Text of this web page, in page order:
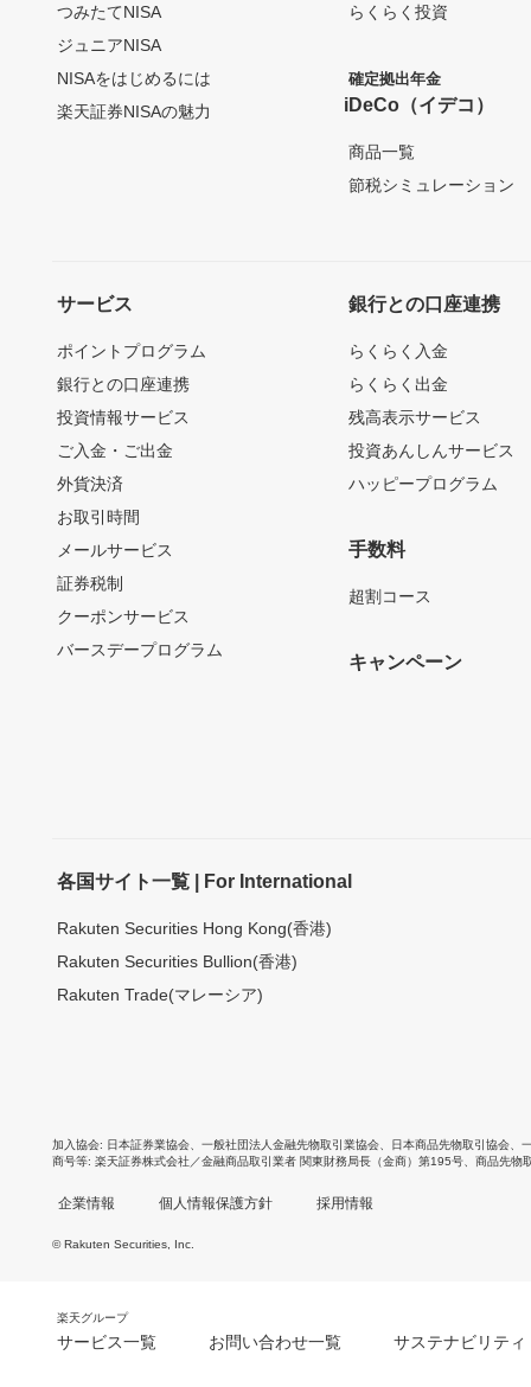
つみたてNISA
ジュニアNISA
NISAをはじめるには
楽天証券NISAの魅力
らくらく投資
確定拠出年金
iDeCo（イデコ）
商品一覧
節税シミュレーション
サービス
ポイントプログラム
銀行との口座連携
投資情報サービス
ご入金・ご出金
外貨決済
お取引時間
メールサービス
証券税制
クーポンサービス
バースデープログラム
銀行との口座連携
らくらく入金
らくらく出金
残高表示サービス
投資あんしんサービス
ハッピープログラム
手数料
超割コース
キャンペーン
各国サイト一覧 | For International
Rakuten Securities Hong Kong(香港)
Rakuten Securities Bullion(香港)
Rakuten Trade(マレーシア)
加入協会 日本証券業協会 一般社団法人金融先物取引業協会 日本商品先物取引協会
商号等 楽天証券株式会社／金融商品取引業者 関東財務局長（金商）第195号、商品先物
企業情報 個人情報保護方針 採用情報
© Rakuten Securities, Inc.
楽天グループ
サービス一覧 お問い合わせ一覧 サステナビリティ